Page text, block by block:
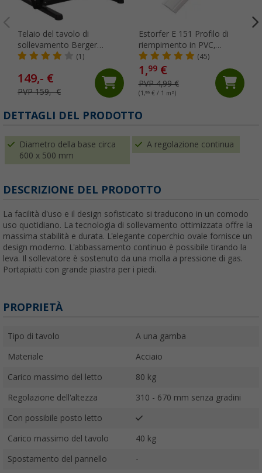
Telaio del tavolo di
sollevamento Berger
LevelBase-60
(1)
149,- €
PVP 159,- €
Estorfer E 151 Profilo di
riempimento in PVC,
larghezza 11,8 mm,
venduto al metro, bianco
(45)
1,99€
PVP 4,99 €
(1,99€ / 1 m²)
DETTAGLI DEL PRODOTTO
Diametro della base circa
600 x 500 mm
A regolazione continua
DESCRIZIONE DEL PRODOTTO
La facilità d'uso e il design sofisticato si traducono in un comodo
uso quotidiano. La tecnologia di sollevamento ottimizzata offre la
massima stabilità e durata. L'elegante coperchio ovale fornisce un
design moderno. L'abbassamento continuo è possibile tirando la
leva. Il sollevatore è sostenuto da una molla a pressione di gas.
Portapiatti con grande piastra per i piedi.
PROPRIETÀ
Tipo di tavolo A una gamba
Materiale Acciaio
Carico massimo del letto 80 kg
Regolazione dell'altezza 310 - 670 mm senza gradini
Con possibile posto letto
Carico massimo del tavolo 40 kg
Spostamento del pannello -